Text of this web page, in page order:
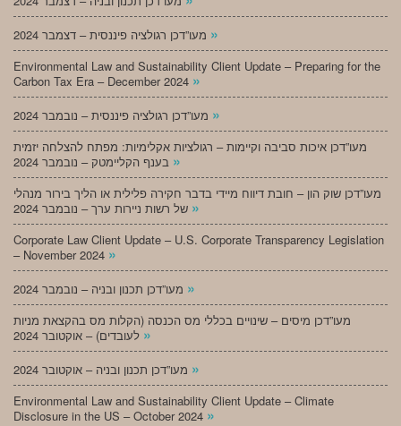
»
Environmental Law and Sustainability Client Update – Preparing for the
Carbon Tax Era – December 2024 »
»
מעו”דכן איכות סביבה וקיימות – רגולציות אקלימיות: מפתח להצלחה יזמית
»
מעו”דכן שוק הון – חובת דיווח מיידי בדבר חקירה פלילית או הליך בירור מנהלי
»
Corporate Law Client Update – U.S. Corporate Transparency Legislation
– November 2024 »
»
מעו”דכן מיסים – שינויים בכללי מס הכנסה (הקלות מס בהקצאת מניות
»
»
Environmental Law and Sustainability Client Update – Climate
Disclosure in the US – October 2024 »